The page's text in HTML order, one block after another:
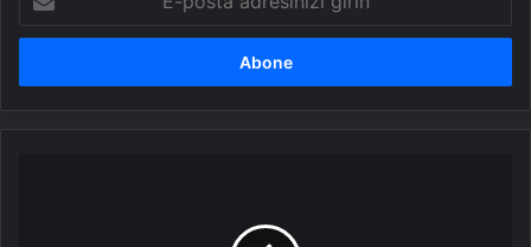
posta
adresinizi